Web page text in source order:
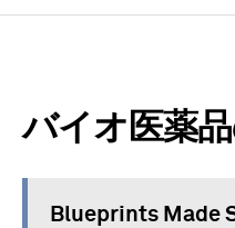
バイオ医薬
Blueprints Made